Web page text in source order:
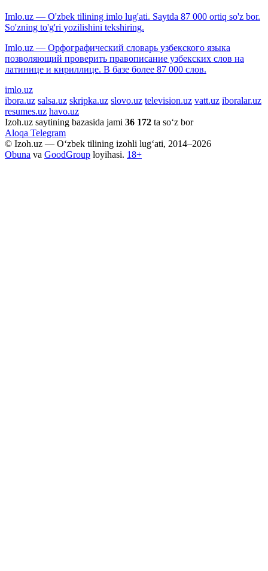
Imlo.uz — O'zbek tilining imlo lug'ati. Saytda 87 000 ortiq so'z bor.
So'zning to'g'ri yozilishini tekshiring.
Imlo.uz — Орфографический словарь узбекского языка
позволяющий проверить правописание узбекских слов на
латинице и кириллице. В базе более 87 000 слов.
imlo.uz
ibora.uz salsa.uz skripka.uz slovo.uz television.uz vatt.uz iboralar.uz
resumes.uz havo.uz
Izoh.uz saytining bazasida jami 36 172 ta so‘z bor
Aloqa Telegram
© Izoh.uz — O‘zbek tilining izohli lug‘ati, 2014–2026
Obuna va GoodGroup loyihasi. 18+